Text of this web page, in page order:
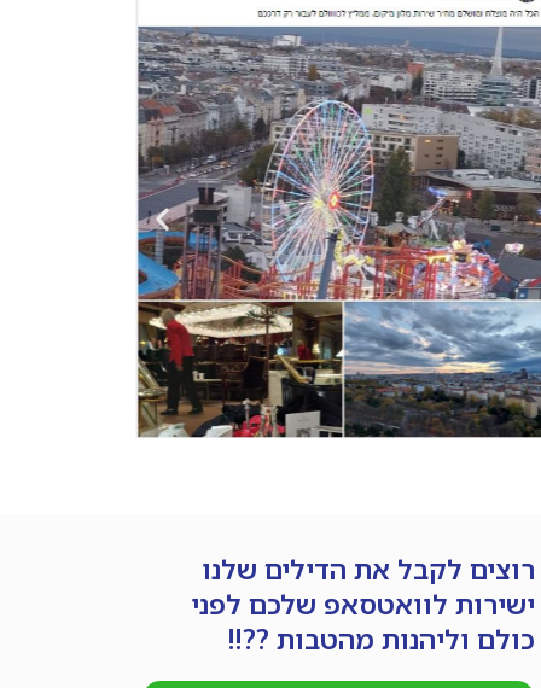
רוצים לקבל את הדילים שלנו
ישירות לוואטסאפ שלכם לפני
כולם וליהנות מהטבות ??!!